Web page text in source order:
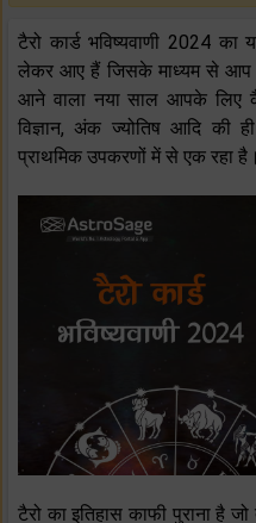
टैरो कार्ड भविष्यवाणी 2024
लेकर आए हैं जिसके माध्यम से आप
आने वाला नया साल आपके लिए
विज्ञान, अंक ज्योतिष आदि की
प्राथमिक उपकरणों में से एक रहा है।
टैरो का इतिहास काफी पुराना है